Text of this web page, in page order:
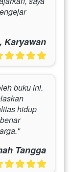
Karyawan
buku ini.
hidup
Tangga